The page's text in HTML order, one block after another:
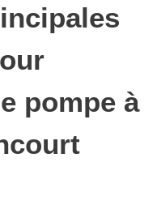
pompe à